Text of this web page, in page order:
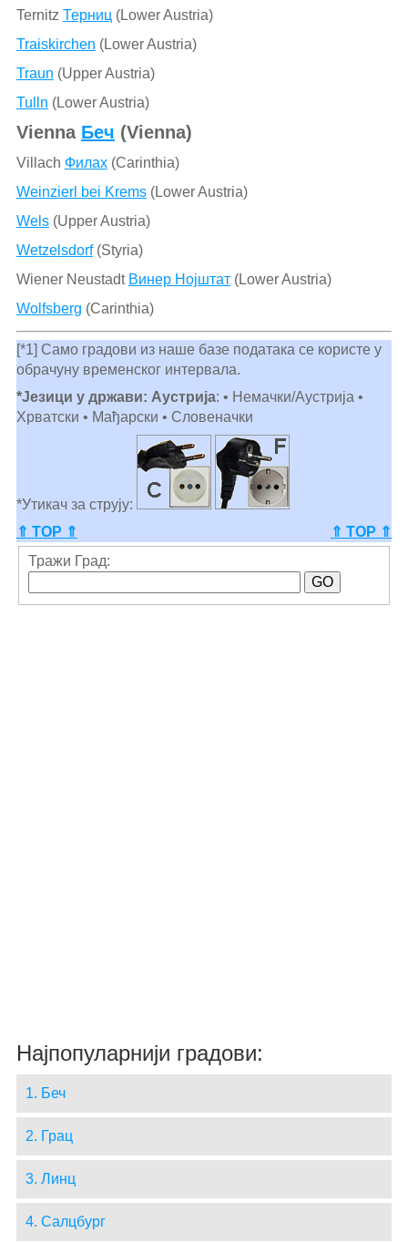
Ternitz Терниц (Lower Austria)
Traiskirchen (Lower Austria)
Traun (Upper Austria)
Tulln (Lower Austria)
Vienna Беч (Vienna)
Villach Филах(Carinthia)
Weinzierl bei Krems(Lower Austria)
Wels(Upper Austria)
Wetzelsdorf(Styria)
Wiener Neustadt Винер Нојштат(Lower Austria)
Wolfsberg (Carinthia)
[*1] Само градови из наше базе података се користе у
обрачуну временског интервала.
*Језици у држави: Аустрија: • Немачки/Аустрија •
Хрватски • Мађарски • Словеначки
*Утикач за струју:
⇑ TOP ⇑
⇑ TOP ⇑
Тражи Град:
Најпопуларнији градови:
1. Беч
2. Грац
3. Линц
4. Салцбург